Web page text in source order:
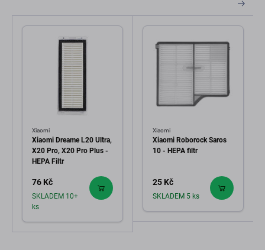
Xiaomi
Xiaomi Dreame L20 Ultra,
X20 Pro, X20 Pro Plus -
HEPA Filtr
76 Kč
SKLADEM 10+
ks
Xiaomi
Xiaomi Roborock Saros
10 - HEPA filtr
25 Kč
SKLADEM 5 ks